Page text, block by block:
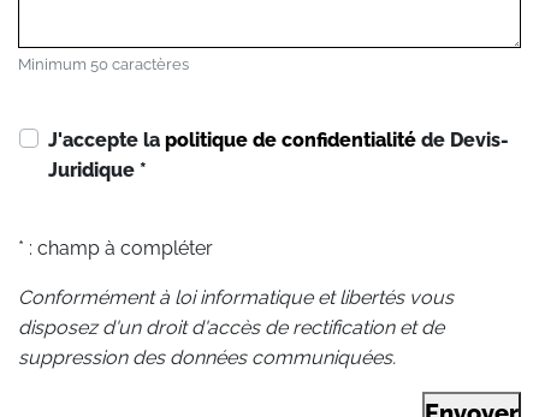
Minimum 50 caractères
J'accepte la politique de confidentialité de Devis-
Juridique *
* : champ à compléter
Conformément à loi informatique et libertés vous
disposez d'un droit d'accès de rectification et de
suppression des données communiquées.